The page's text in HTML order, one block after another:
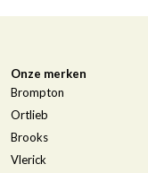
Onze merken
Brompton
Ortlieb
Brooks
Vlerick